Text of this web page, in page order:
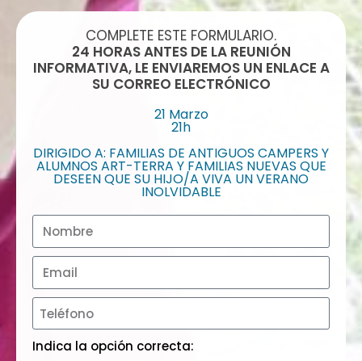
COMPLETE ESTE FORMULARIO.
24 HORAS ANTES DE LA REUNIÓN
INFORMATIVA, LE ENVIAREMOS UN ENLACE A
SU CORREO ELECTRÓNICO
21 Marzo
21h
DIRIGIDO A: FAMILIAS DE ANTIGUOS CAMPERS Y
ALUMNOS ART-TERRA Y FAMILIAS NUEVAS QUE
DESEEN QUE SU HIJO/A VIVA UN VERANO
INOLVIDABLE
Indica la opción correcta: